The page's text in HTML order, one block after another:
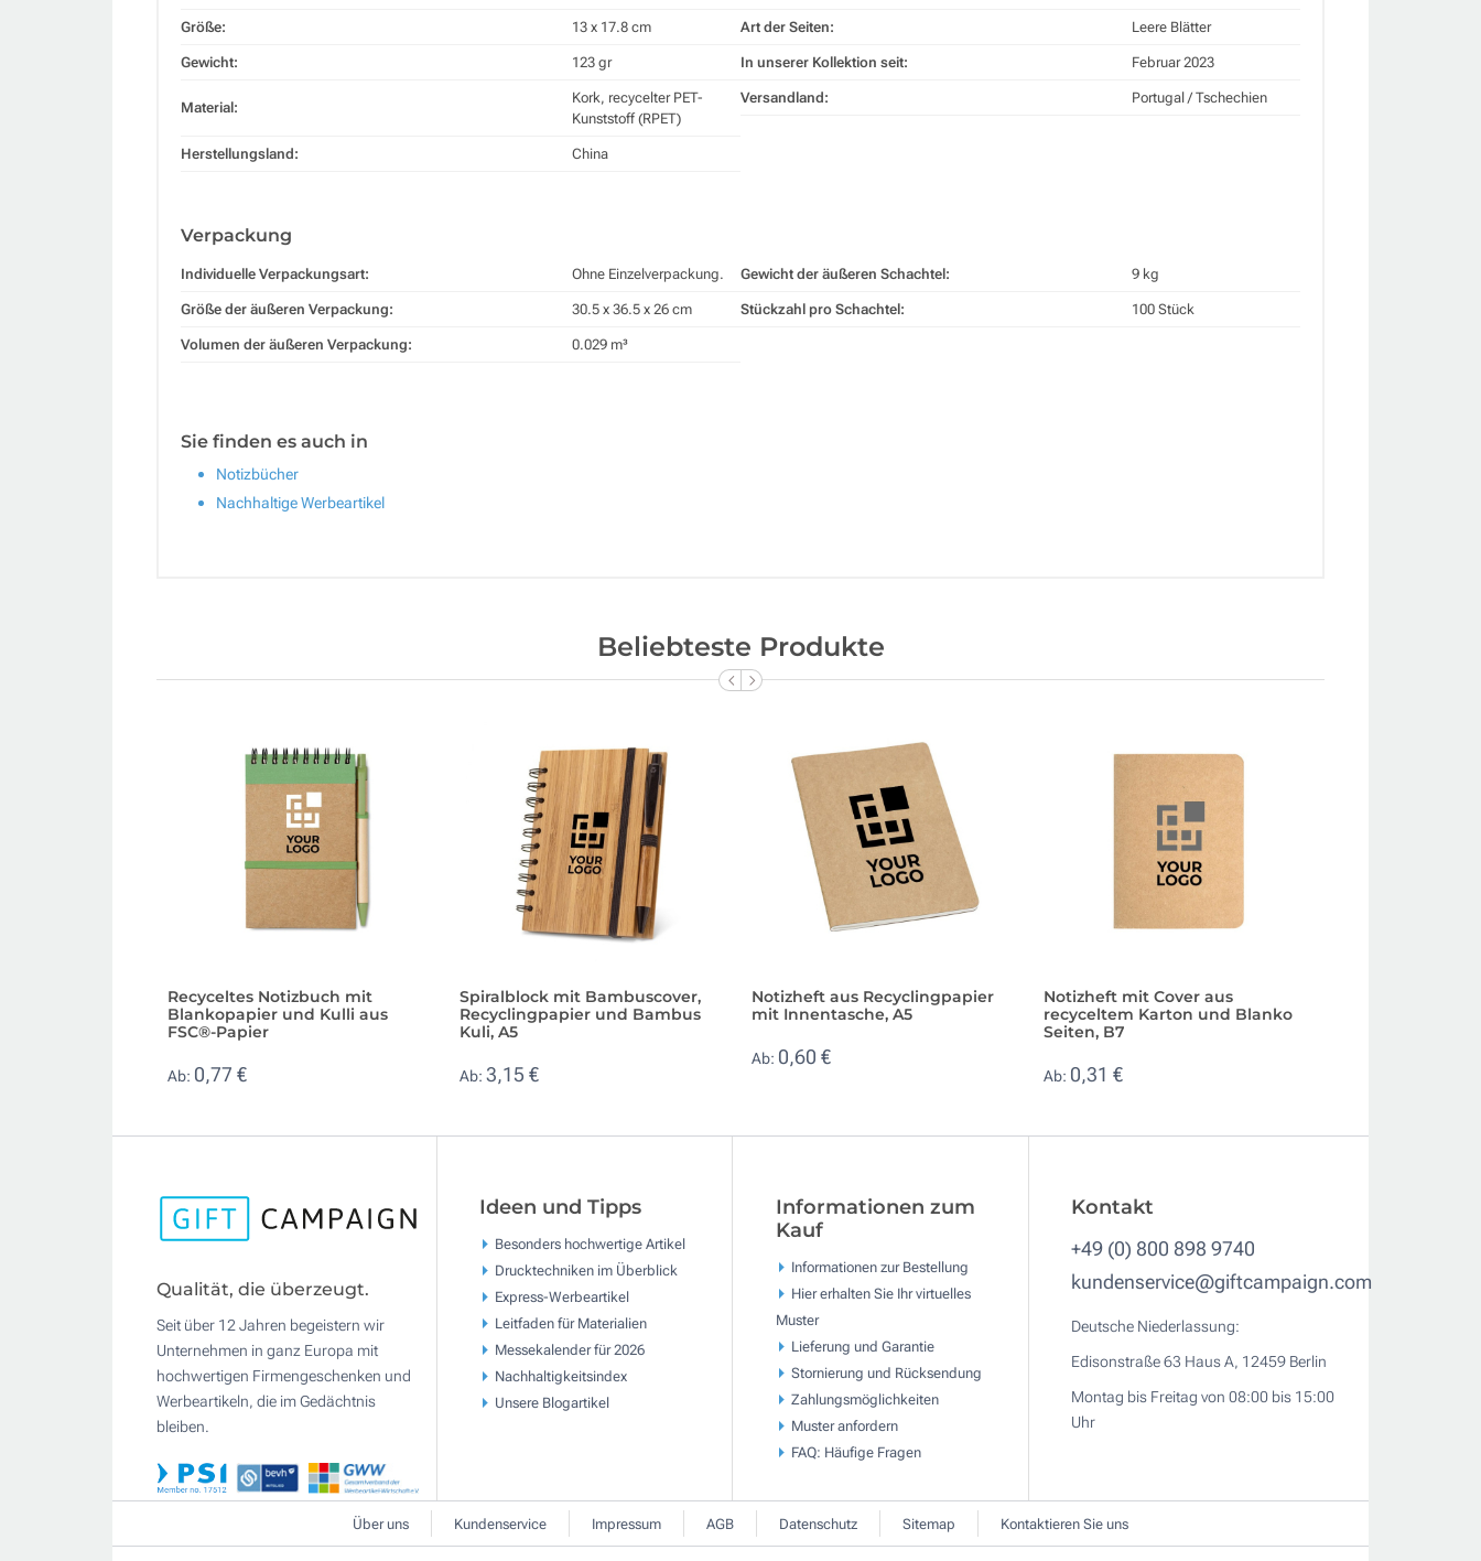
Größe: 13 x 17.8 cm
Gewicht: 123 gr
Material:
Kork, recycelter PET-
Kunststoff (RPET)
Herstellungsland: China
Art der Seiten: Leere Blätter
In unserer Kollektion seit: Februar 2023
Versandland: Portugal / Tschechien
Verpackung
Individuelle Verpackungsart: Ohne Einzelverpackung.
Größe der äußeren Verpackung: 30.5 x 36.5 x 26 cm
Volumen der äußeren Verpackung: 0.029 m³
Gewicht der äußeren Schachtel: 9 kg
Stückzahl pro Schachtel: 100 Stück
Sie finden es auch in
Notizbücher
Nachhaltige Werbeartikel
Beliebteste Produkte
Recyceltes Notizbuch mit
Blankopapier und Kulli aus
FSC®-Papier
Ab: 0,77 €
Spiralblock mit Bambuscover,
Recyclingpapier und Bambus
Kuli, A5
Ab: 3,15 €
Notizheft aus Recyclingpapier
mit Innentasche, A5
Ab: 0,60 €
Notizheft mit Cover aus
recyceltem Karton und Blanko
Seiten, B7
Ab: 0,31 €
Qualität, die überzeugt.
Seit über 12 Jahren begeistern wir
Unternehmen in ganz Europa mit
hochwertigen Firmengeschenken und
Werbeartikeln, die im Gedächtnis
bleiben.
Ideen und Tipps
Besonders hochwertige Artikel
Drucktechniken im Überblick
Express-Werbeartikel
Leitfaden für Materialien
Messekalender für 2026
Nachhaltigkeitsindex
Unsere Blogartikel
Informationen zum
Kauf
Informationen zur Bestellung
Hier erhalten Sie Ihr virtuelles
Muster
Lieferung und Garantie
Stornierung und Rücksendung
Zahlungsmöglichkeiten
Muster anfordern
FAQ: Häufige Fragen
Kontakt
+49 (0) 800 898 9740
kundenservice@giftcampaign.com
Deutsche Niederlassung:
Edisonstraße 63 Haus A, 12459 Berlin
Montag bis Freitag von 08:00 bis 15:00
Uhr
Über uns Kundenservice Impressum AGB Datenschutz Sitemap Kontaktieren Sie uns